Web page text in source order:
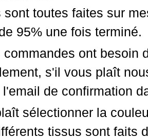
sont toutes faites sur
95% une fois terminé.
commandes ont besoin
s'il vous plaît
l'email de confirmation
sélectionner la
tissus sont faits